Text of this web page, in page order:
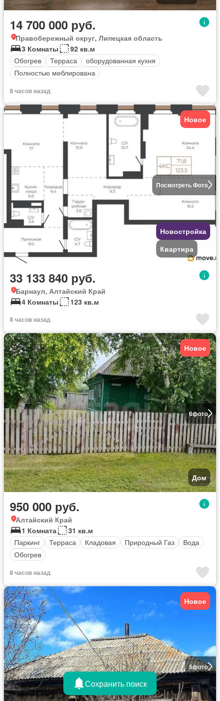
14 700 000 руб.
Правобережный округ, Липецкая область
3 Комнаты
92 кв.м
Обогрев
Терраса
оборудованная кухня
Полностью меблирована
8 часов назад
Посмотреть Фото
Новое
Новостройка
Квартира
33 133 840 руб.
Барнаул, Алтайский Край
4 Комнаты
123 кв.м
8 часов назад
6фото
Новое
Дом
950 000 руб.
Алтайский Край
1 Комната
31 кв.м
Паркинг
Терраса Кладовая Природный Газ
Вода
Обогрев
8 часов назад
5фото
Новое
Сохранить поиск